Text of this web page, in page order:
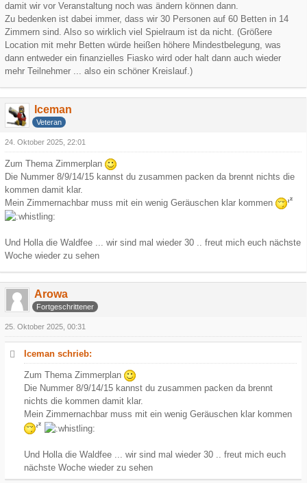
damit wir vor Veranstaltung noch was ändern können dann.
Zu bedenken ist dabei immer, dass wir 30 Personen auf 60 Betten in 14
Zimmern sind. Also so wirklich viel Spielraum ist da nicht. (Größere
Location mit mehr Betten würde heißen höhere Mindestbelegung, was
dann entweder ein finanzielles Fiasko wird oder halt dann auch wieder
mehr Teilnehmer ... also ein schöner Kreislauf.)
Iceman
Veteran
24. Oktober 2025, 22:01
Zum Thema Zimmerplan
Die Nummer 8/9/14/15 kannst du zusammen packen da brennt nichts die
kommen damit klar.
Mein Zimmernachbar muss mit ein wenig Geräuschen klar kommen
Und Holla die Waldfee ... wir sind mal wieder 30 .. freut mich euch nächste
Woche wieder zu sehen
Arowa
Fortgeschrittener
25. Oktober 2025, 00:31
Iceman schrieb:
Zum Thema Zimmerplan
Die Nummer 8/9/14/15 kannst du zusammen packen da brennt
nichts die kommen damit klar.
Mein Zimmernachbar muss mit ein wenig Geräuschen klar kommen
Und Holla die Waldfee ... wir sind mal wieder 30 .. freut mich euch
nächste Woche wieder zu sehen